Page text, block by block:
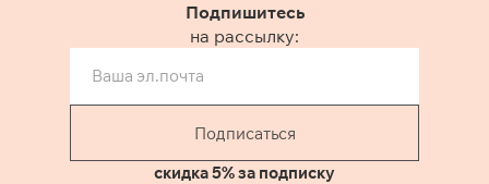
Подпишитесь
на рассылку:
Подписаться
скидка 5% за подписку